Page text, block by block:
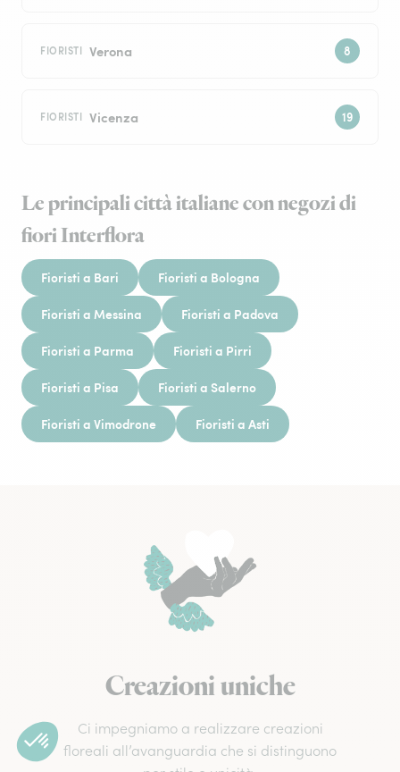
FIORISTI Verona
FIORISTI Vicenza
Le principali città italiane con negozi di
fiori Interflora
Fioristi a Bari Fioristi a Bologna
Fioristi a Messina Fioristi a Padova
Fioristi a Parma Fioristi a Pirri
Fioristi a Pisa Fioristi a Salerno
Fioristi a Vimodrone Fioristi a Asti
Creazioni uniche
Ci impegniamo a realizzare creazioni
floreali all’avanguardia che si distinguono